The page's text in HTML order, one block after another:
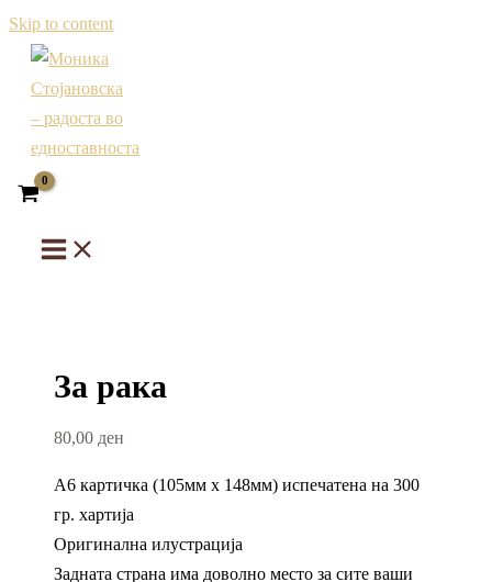
Skip to content
За рака
80,00 ден
А6 картичка (105мм х 148мм) испечатена на 300
гр. хартија
Оригинална илустрација
Задната страна има доволно место за сите ваши